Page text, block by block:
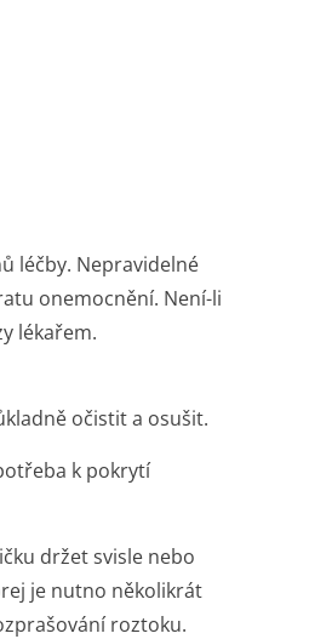
léčby. Nepravidelné
onemocnění. Není-li
lékařem.
očistit a osušit.
k pokrytí
držet svisle nebo
je nutno několikrát
roztoku.